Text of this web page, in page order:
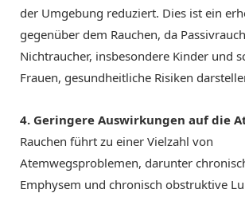
der Umgebung reduziert. Dies ist ein
gegenüber dem Rauchen, da
Nichtraucher, insbesondere Kinder und
Frauen, gesundheitliche Risiken
4. Geringere Auswirkungen auf die
Rauchen führt zu einer Vielzahl von
Atemwegsproblemen, darunter
Emphysem und chronisch obstruktive